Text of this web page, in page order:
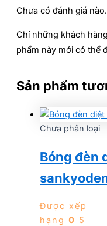
Chưa có đánh giá nào.
Chỉ những khách
phẩm này mới có thể
Sản phẩm
Chưa phân loại
Bóng đèn
Được xếp
hạng 0 5